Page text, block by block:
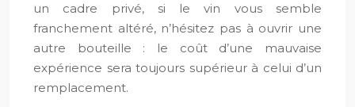
un cadre privé, si le vin vous semble
franchement altéré, n’hésitez pas à ouvrir une
autre bouteille : le coût d’une mauvaise
expérience sera toujours supérieur à celui d’un
remplacement.